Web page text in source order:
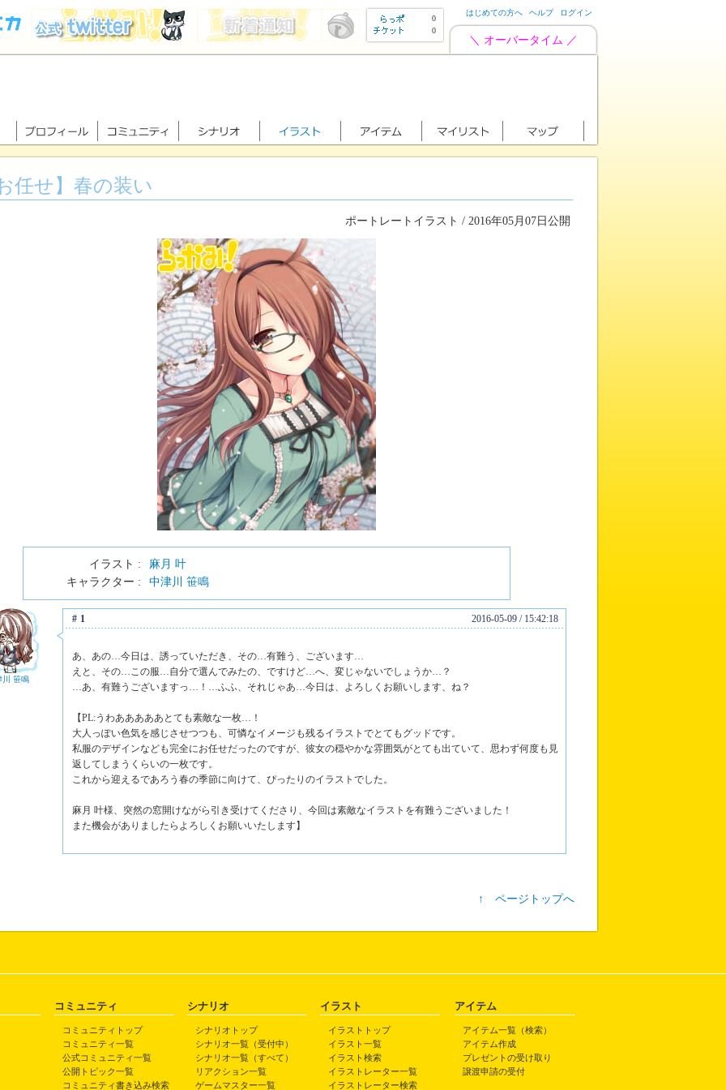
0
0
はじめての方へ ヘルプ ログイン
＼ オーバータイム ／
任せ】春の装い
ポートレートイラスト / 2016年05月07日公開
イラスト :
麻月 叶
キャラクター :
中津川 笹鳴
川 笹鳴
#1 2016-05-09 / 15:42:18
あ、あの…今日は、誘っていただき、その…有難う、ございます…
えと、その…この服…自分で選んでみたの、ですけど…へ、変じゃないでしょうか…？
…あ、有難うございますっ…！…ふふ、それじゃあ…今日は、よろしくお願いします、ね？
【PL:うわあああああとても素敵な一枚…！
大人っぽい色気を感じさせつつも、可憐なイメージも残るイラストでとてもグッドです。
私服のデザインなども完全にお任せだったのですが、彼女の穏やかな雰囲気がとても出ていて、思わず何度も見
返してしまうくらいの一枚です。
これから迎えるであろう春の季節に向けて、ぴったりのイラストでした。
麻月 叶様、突然の窓開けながら引き受けてくださり、今回は素敵なイラストを有難うございました！
また機会がありましたらよろしくお願いいたします】
↑ ページトップへ
コミュニティ
コミュニティトップ
コミュニティ一覧
公式コミュニティ一覧
公開トピック一覧
コミュニティ書き込み検索
シナリオ
シナリオトップ
シナリオ一覧（受付中）
シナリオ一覧（すべて）
リアクション一覧
ゲームマスター一覧
イラスト
イラストトップ
イラスト一覧
イラスト検索
イラストレーター一覧
イラストレーター検索
アイテム
アイテム一覧（検索）
アイテム作成
プレゼントの受け取り
譲渡申請の受付